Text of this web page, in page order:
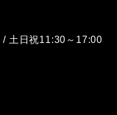
土日祝11:30～17:00